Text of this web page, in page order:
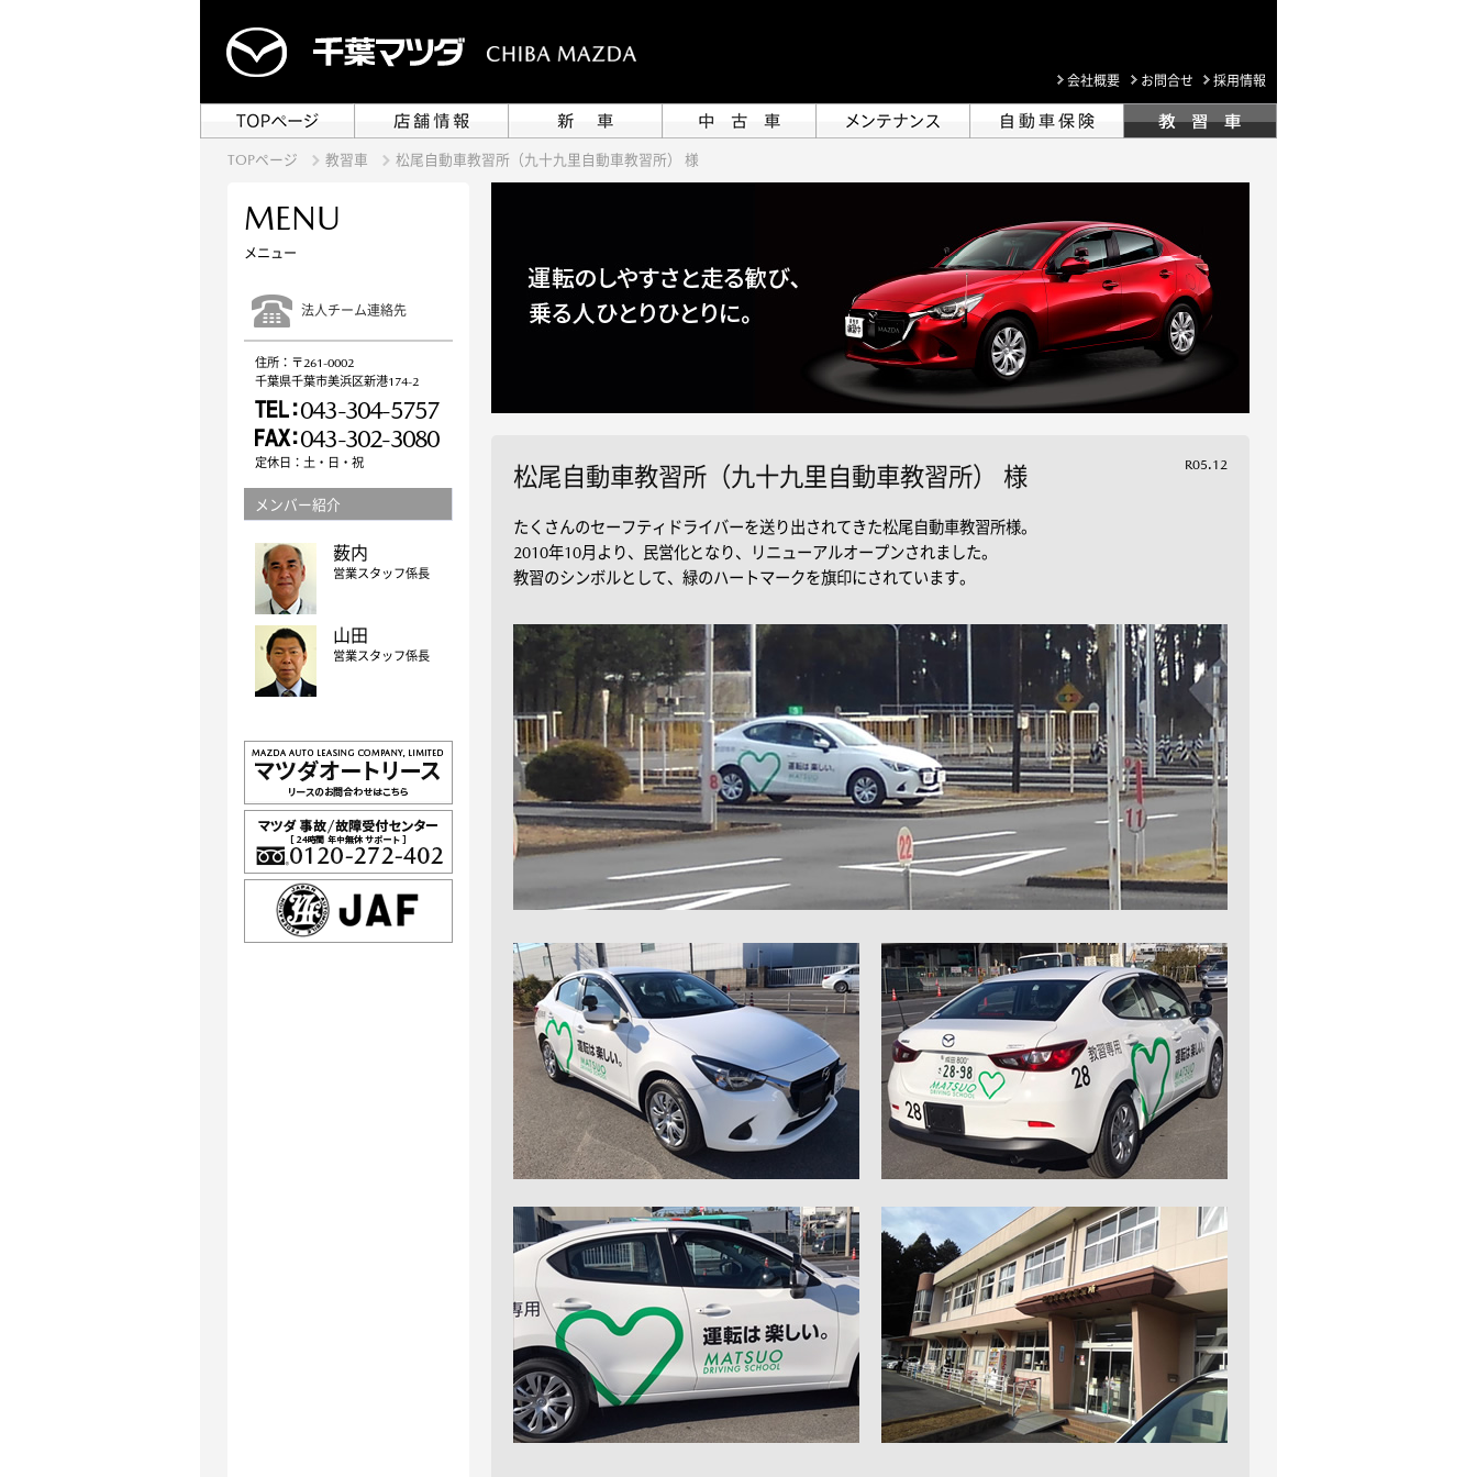
会社概要 お問合せ 採用情報
TOPページ 教習車 松尾自動車教習所（九十九里自動車教習所） 様
松尾自動車教習所（九十九里自動車教習所） 様 R05.12
たくさんのセーフティドライバーを送り出されてきた松尾自動車教習所様。
2010年10月より、民営化となり、リニューアルオープンされました。
教習のシンボルとして、緑のハートマークを旗印にされています。
MENU
メニュー
法人チーム連絡先
住所：〒261-0002
千葉県千葉市美浜区新港174-2
043-304-5757
043-302-3080
定休日：土・日・祝
メンバー紹介
薮内
営業スタッフ係長
山田
営業スタッフ係長